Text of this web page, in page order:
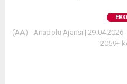
(AA) - Anadolu Ajansı | 29.04.2026
2059+